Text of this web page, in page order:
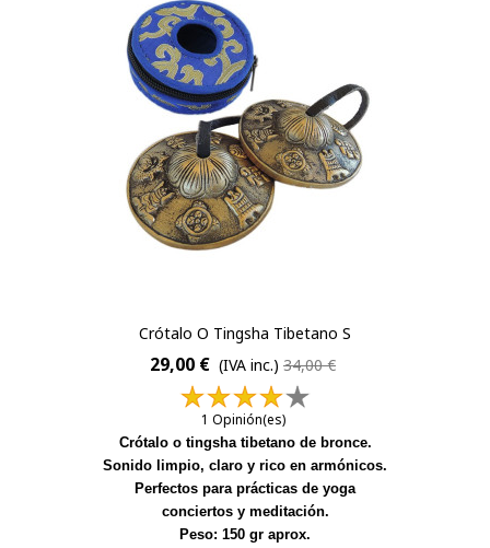
Crótalo O Tingsha Tibetano S
29,00 € (IVA inc.) 34,00 €
1 Opinión(es)
Crótalo o tingsha tibetano de bronce.
Sonido limpio, claro y rico en armónicos.
Perfectos para prácticas de yoga
conciertos y meditación.
Peso: 150 gr aprox.